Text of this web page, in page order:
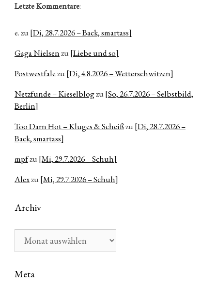
Letzte Kommentare:
e.zu [Di, 28.7.2026 – Back, smartass]
Gaga Nielsenzu [Liebe und so]
Postwestfalezu [Di, 4.8.2026 – Wetterschwitzen]
Netzfunde – Kieselblogzu [So, 26.7.2026 – Selbstbild,
Berlin]
Too Darn Hot – Kluges & Scheißzu [Di, 28.7.2026 –
Back, smartass]
mpfzu [Mi, 29.7.2026 – Schuh]
Alexzu [Mi, 29.7.2026 – Schuh]
Archiv
Meta